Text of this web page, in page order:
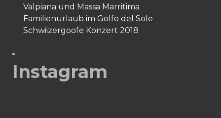
Valpiana und Massa Marritima
Familienurlaub im Golfo del Sole
Schwiizergoofe Konzert 2018
Instagram